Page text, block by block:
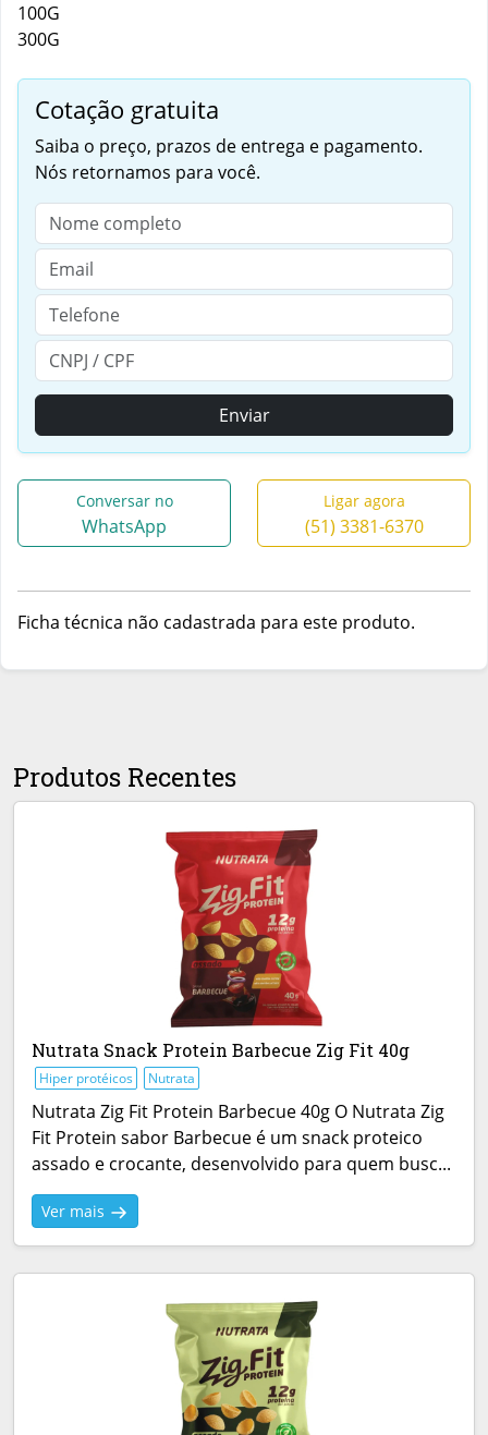
100G
300G
Cotação gratuita
Saiba o preço, prazos de entrega e pagamento.
Nós retornamos para você.
Enviar
Conversar no
WhatsApp
Ligar agora
(51) 3381-6370
Ficha técnica não cadastrada para este produto.
Produtos Recentes
Nutrata Snack Protein Barbecue Zig Fit 40g
Hiper protéicos Nutrata
Nutrata Zig Fit Protein Barbecue 40g O Nutrata Zig
Fit Protein sabor Barbecue é um snack proteico
assado e crocante, desenvolvido para quem busc...
Ver mais